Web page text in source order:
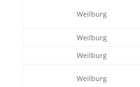
Weilburg
Weilburg
Weilburg
Weilburg